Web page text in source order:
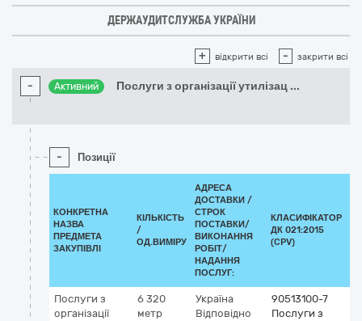
ДЕРЖАУДИТСЛУЖБА УКРАЇНИ
+ відкрити всі - закрити всі
- Активний Послуги з організації утилізац ...
- Позиції
КОНКРЕТНА
НАЗВА
ПРЕДМЕТА
ЗАКУПІВЛІ
КІЛЬКІСТЬ
/
ОД.ВИМІРУ
АДРЕСА
ДОСТАВКИ /
СТРОК
ПОСТАВКИ/
ВИКОНАННЯ
РОБІТ/
НАДАННЯ
ПОСЛУГ:
КЛАСИФІКАТОР
ДК 021:2015
(CPV)
Послуги з
організації
6 320
метр
Україна
Відповідно
90513100-7
Послуги з